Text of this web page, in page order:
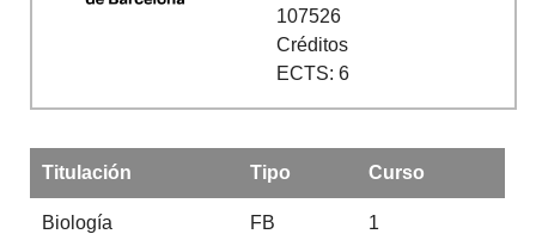
107526
Créditos
ECTS: 6
Titulación Tipo Curso
Biología FB 1